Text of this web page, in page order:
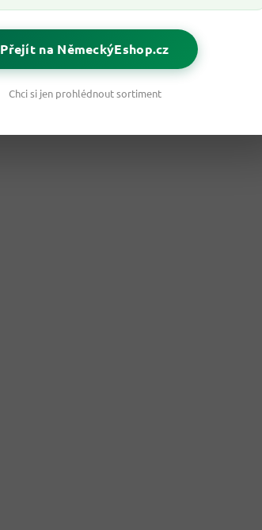
Přejít na NěmeckýEshop.cz
Chci si jen prohlédnout sortiment